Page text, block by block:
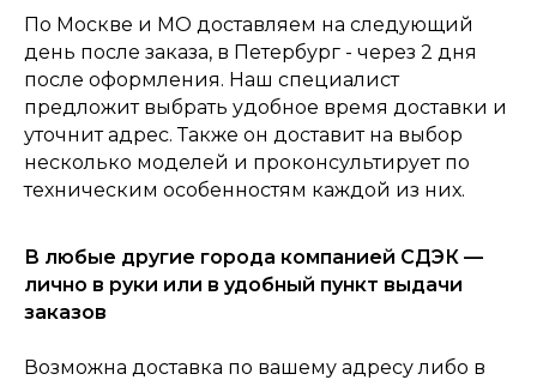
Главная Каталог
Консультация Корзина
По Москве и МО доставляем на следующий
день после заказа, в Петербург - через 2 дня
после оформления. Наш специалист
предложит выбрать удобное время доставки и
уточнит адрес. Также он доставит на выбор
несколько моделей и проконсультирует по
техническим особенностям каждой из них.
В любые другие города компанией СДЭК —
лично в руки или в удобный пункт выдачи
заказов
Возможна доставка по вашему адресу либо в